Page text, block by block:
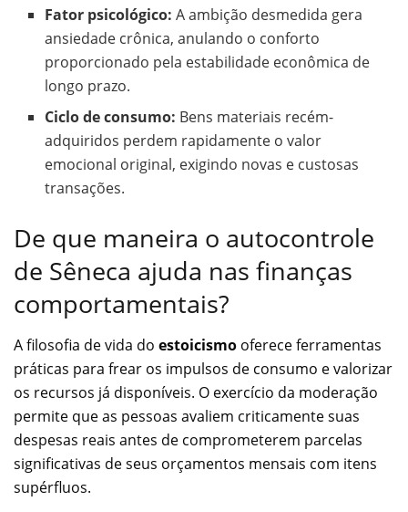
Fator psicológico: A ambição desmedida gera
ansiedade crônica, anulando o conforto
proporcionado pela estabilidade econômica de
longo prazo.
Ciclo de consumo: Bens materiais recém-
adquiridos perdem rapidamente o valor
emocional original, exigindo novas e custosas
transações.
De que maneira o autocontrole
de Sêneca ajuda nas finanças
comportamentais?
A filosofia de vida do estoicismo oferece ferramentas
práticas para frear os impulsos de consumo e valorizar
os recursos já disponíveis. O exercício da moderação
permite que as pessoas avaliem criticamente suas
despesas reais antes de comprometerem parcelas
significativas de seus orçamentos mensais com itens
supérfluos.